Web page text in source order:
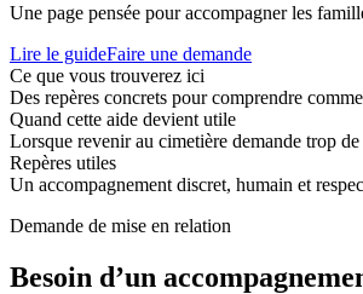
Une page pensée pour accompagner les
Lire le guideFaire une demande
Ce que vous trouverez ici
Des repères concrets pour comprendre
Quand cette aide devient utile
Lorsque revenir au cimetière demande trop
Repères utiles
Un accompagnement discret, humain et
Demande de mise en relation
Besoin d’un